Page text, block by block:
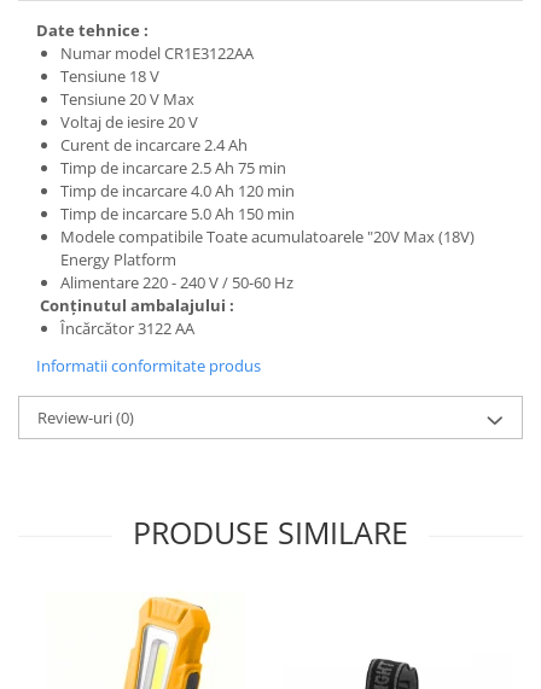
Chei si truse chei
Ciocane , clesti si foarfeci
Debitare gresie / faianta si geamuri
Echipamente atelier
Fierastraie si topoare
Gletiere , spacluri si cuttere
Pensule si trafaleti
Scari , lize si depozitare
Unelte pentru masurat
Aparate de masura si detectie
Echere si compasuri
Nivele
Accesorii scule electrice
Date tehnice :
Numar model CR1E3122AA
Tensiune 18 V
Tensiune 20 V Max
Voltaj de iesire 20 V
Curent de incarcare 2.4 Ah
Timp de incarcare 2.5 Ah 75 min
Timp de incarcare 4.0 Ah 120 min
Timp de incarcare 5.0 Ah 150 min
Modele compatibile Toate acumulatoarele "20V Max (18V)
Energy Platform
Alimentare 220 - 240 V / 50-60 Hz
Conţinutul ambalajului :
Încărcător 3122 AA
Informatii conformitate produs
Review-uri(0)
PRODUSE SIMILARE